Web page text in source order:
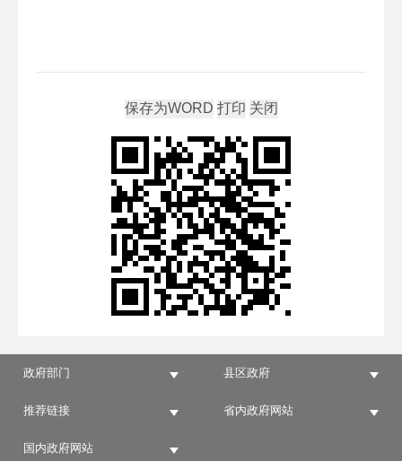
政府部门 县区政府
推荐链接 省内政府网站
国内政府网站